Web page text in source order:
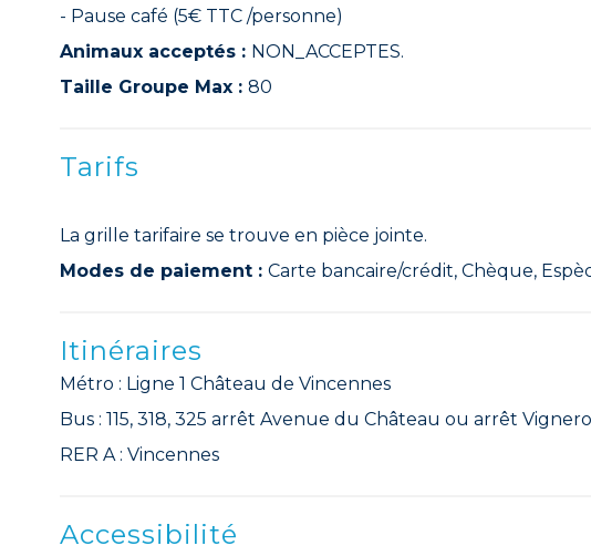
- Pause café (5€ TTC /personne)
Animaux acceptés : NON_ACCEPTES.
Taille Groupe Max : 80
Tarifs
La grille tarifaire se trouve en pièce jointe.
Modes de paiement : Carte bancaire/crédit, Chèque,
Itinéraires
Métro : Ligne 1 Château de Vincennes
Bus : 115, 318, 325 arrêt Avenue du Château ou arrêt
RER A : Vincennes
Accessibilité